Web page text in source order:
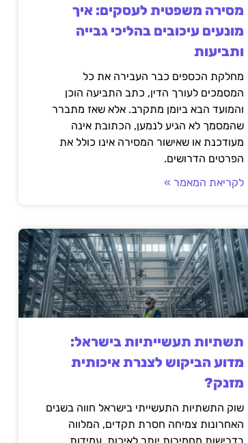
מסירה משפטית לעסקים: איך
מונעים עיכובים בהליכי גבייה
ותביעות
מחלקת הכספים כבר העבירה את כל
המסמכים לעורך הדין, כתב התביעה הוכן
והמועד הבא ביומן מתקרב. אלא שאז מתברר
שהמסמך לא הגיע לנמען, הכתובת אינה
מעודכנת או שאישור המסירה אינו כולל את
הפרטים הדרושים.
לקריאת המאמר »
תשתיות תעשייתיות בישראל:
מדוע הביקוש לצנרת איכותית
מזנק?
שוק התשתיות התעשייתי בישראל חווה בשנים
האחרונות צמיחה חסרת תקדים, המלווה